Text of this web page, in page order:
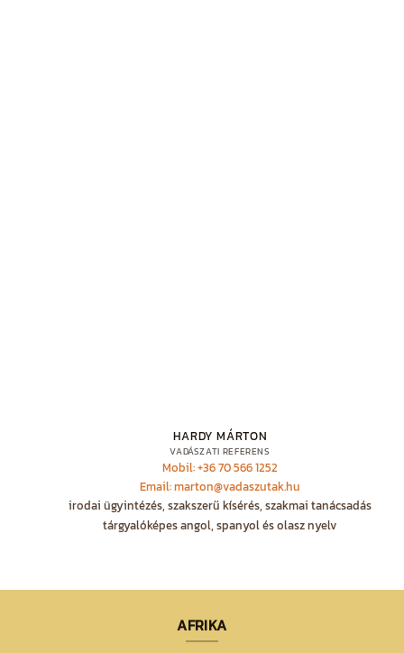
HARDY MÁRTON
VADÁSZATI REFERENS
Mobil: +36 70 566 1252
Email: marton@vadaszutak.hu
irodai ügyintézés, szakszerű kísérés, szakmai tanácsadás
tárgyalóképes angol, spanyol és olasz nyelv
AFRIKA